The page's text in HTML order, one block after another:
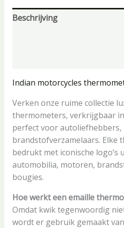
Beschrijving
Indian motorcycles
Verken onze ruime collectie
thermometers, verkrijgbaar
perfect voor
brandstofverzamelaars. Elke
bedrukt met iconische logo’s
automobilia, motoren,
bougies.
Hoe werkt een emaille
Omdat kwik tegenwoordig
wordt er gebruik gemaakt